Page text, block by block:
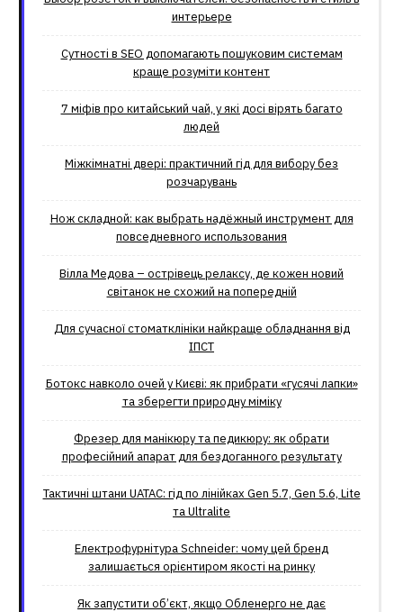
интерьере
Сутності в SEO допомагають пошуковим системам
краще розуміти контент
7 міфів про китайський чай, у які досі вірять багато
людей
Міжкімнатні двері: практичний гід для вибору без
розчарувань
Нож складной: как выбрать надёжный инструмент для
повседневного использования
Вілла Медова – острівець релаксу, де кожен новий
світанок не схожий на попередній
Для сучасної стоматклініки найкраще обладнання від
ІПСТ
Ботокс навколо очей у Києві: як прибрати «гусячі лапки»
та зберегти природну міміку
Фрезер для манікюру та педикюру: як обрати
професійний апарат для бездоганного результату
Тактичні штани UATAC: гід по лінійках Gen 5.7, Gen 5.6, Lite
та Ultralite
Електрофурнітура Schneider: чому цей бренд
залишається орієнтиром якості на ринку
Як запустити об’єкт, якщо Обленерго не дає